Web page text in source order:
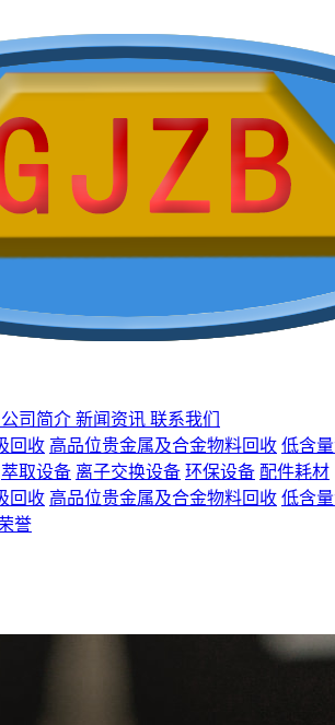
公司简介 新闻资讯 联系我们
回收 高品位贵金属及合金物料回收 低含
萃取设备 离子交换设备 环保设备 配件耗材
回收 高品位贵金属及合金物料回收 低含
誉